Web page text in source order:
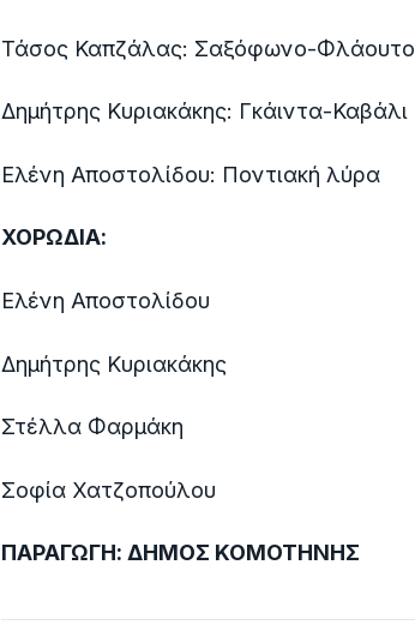
Τάσος Καπζάλας: Σαξόφωνο-Φλάουτο
Δημήτρης Κυριακάκης: Γκάιντα-Καβάλι
Ελένη Αποστολίδου: Ποντιακή λύρα
ΧΟΡΩΔΙΑ:
Ελένη Αποστολίδου
Δημήτρης Κυριακάκης
Στέλλα Φαρμάκη
Σοφία Χατζοπούλου
ΠΑΡΑΓΩΓΗ: ΔΗΜΟΣ ΚΟΜΟΤΗΝΗΣ